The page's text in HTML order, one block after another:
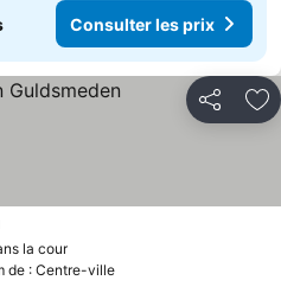
Consulter les prix
Partager
la cour
de : Centre-ville